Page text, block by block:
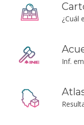
¿Cuál
Inf.